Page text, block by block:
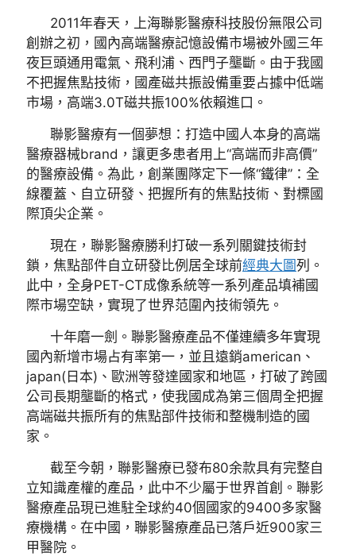
2011年春天，上海聯影醫療科技股份無限公司
創辦之初，國內高端醫療記憶設備市場被外國三年
夜巨頭通用電氣、飛利浦、西門子壟斷。由于我國
不把握焦點技術，國產磁共振設備重要占據中低端
市場，高端3.0T磁共振100%依賴進口。
聯影醫療有一個夢想：打造中國人本身的高端
醫療器械brand，讓更多患者用上“高端而非高價”
的醫療設備。為此，創業團隊定下一條“鐵律”：全
線覆蓋、自立研發、把握所有的焦點技術、對標國
際頂尖企業。
現在，聯影醫療勝利打破一系列關鍵技術封
鎖，焦點部件自立研發比例居全球前經典大圖列。
此中，全身PET-CT成像系統等一系列產品填補國
際市場空缺，實現了世界范圍內技術領先。
十年磨一劍。聯影醫療產品不僅連續多年實現
國內新增市場占有率第一，並且遠銷american、
japan(日本)、歐洲等發達國家和地區，打破了跨國
公司長期壟斷的格式，使我國成為第三個周全把握
高端磁共振所有的焦點部件技術和整機制造的國
家。
截至今朝，聯影醫療已發布80余款具有完整自
立知識產權的產品，此中不少屬于世界首創。聯影
醫療產品現已進駐全球約40個國家的9400多家醫
療機構。在中國，聯影醫療產品已落戶近900家三
甲醫院。